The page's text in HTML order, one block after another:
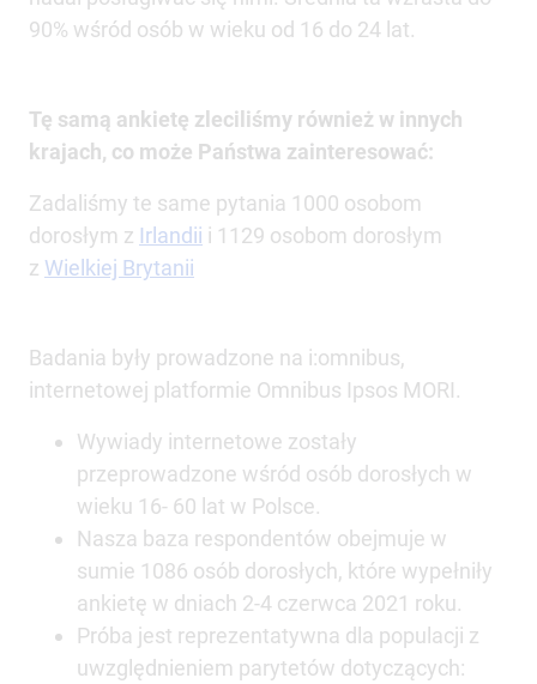
90% wśród osób w wieku od 16 do 24 lat.
Tę samą ankietę zleciliśmy również w innych
krajach, co może Państwa zainteresować:
Zadaliśmy te same pytania 1000 osobom
dorosłym z Irlandii i 1129 osobom dorosłym
z Wielkiej Brytanii
Badania były prowadzone na i:omnibus,
internetowej platformie Omnibus Ipsos MORI.
Wywiady internetowe zostały
przeprowadzone wśród osób dorosłych w
wieku 16- 60 lat w Polsce.
Nasza baza respondentów obejmuje w
sumie 1086 osób dorosłych, które wypełniły
ankietę w dniach 2-4 czerwca 2021 roku.
Próba jest reprezentatywna dla populacji z
uwzględnieniem parytetów dotyczących: